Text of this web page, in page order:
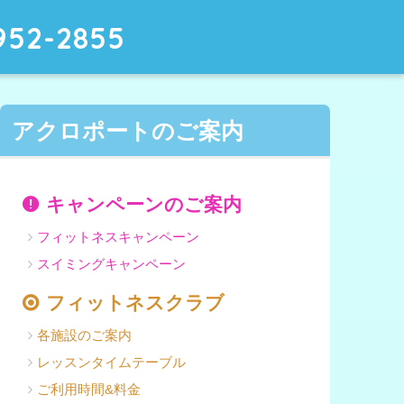
2855
アクロポートのご案内
キャンペーンのご案内
フィットネスキャンペーン
スイミングキャンペーン
フィットネスクラブ
各施設のご案内
レッスンタイムテーブル
ご利用時間&料金